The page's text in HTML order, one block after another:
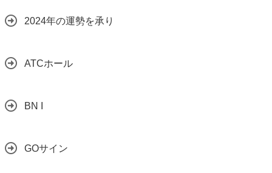
2024年の運勢を承り
ATCホール
BN I
GOサイン